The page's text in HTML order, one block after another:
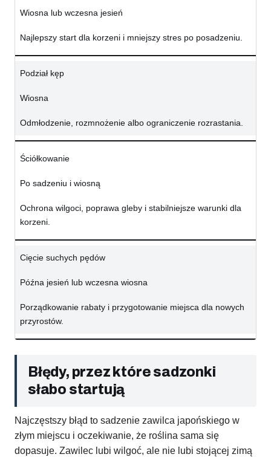
Wiosna lub wczesna jesień
Najlepszy start dla korzeni i mniejszy stres po posadzeniu.
Podział kęp
Wiosna
Odmłodzenie, rozmnożenie albo ograniczenie rozrastania.
Ściółkowanie
Po sadzeniu i wiosną
Ochrona wilgoci, poprawa gleby i stabilniejsze warunki dla
korzeni.
Cięcie suchych pędów
Późna jesień lub wczesna wiosna
Porządkowanie rabaty i przygotowanie miejsca dla nowych
przyrostów.
Błędy, przez które sadzonki
słabo startują
Najczęstszy błąd to sadzenie zawilca japońskiego w
złym miejscu i oczekiwanie, że roślina sama się
dopasuje. Zawilec lubi wilgoć, ale nie lubi stojącej zimą